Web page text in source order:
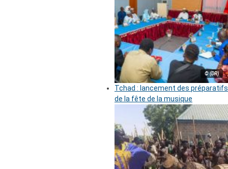
© (DR)
Tchad : lancement des préparatifs
de la fête de la musique